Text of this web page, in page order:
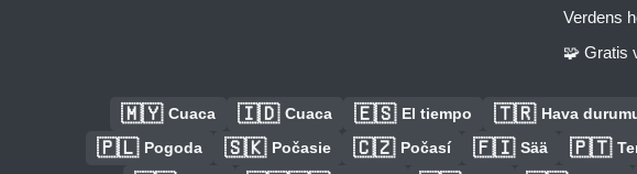
Verdens
🧩 Gratis
🇲🇾 Cuaca 🇮🇩 Cuaca 🇪🇸 El tiempo 🇹🇷 Hava
🇵🇱 Pogoda 🇸🇰 Počasie 🇨🇿 Počasí 🇫🇮 Sää 🇵🇹